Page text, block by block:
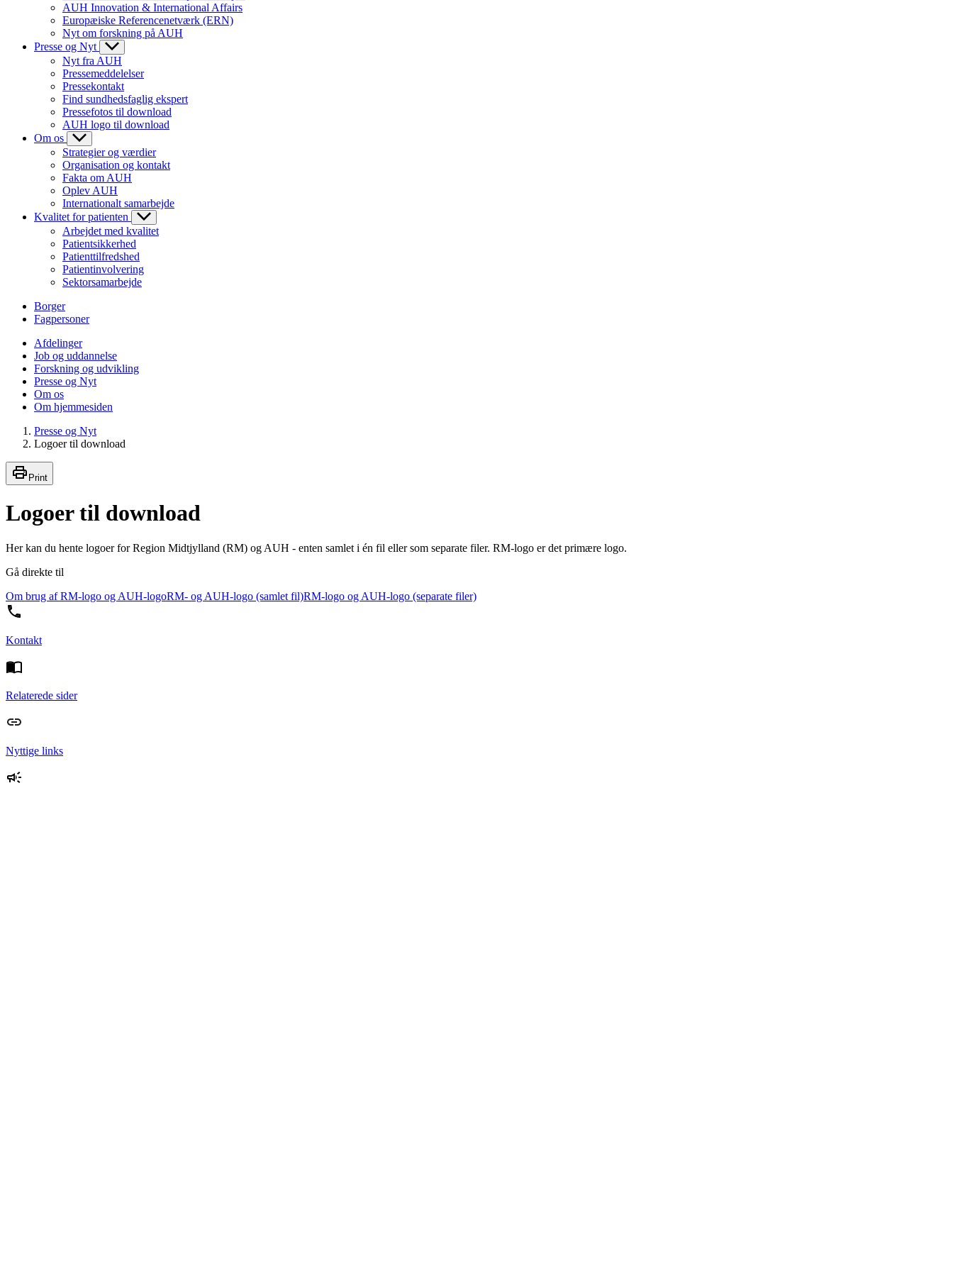
AUH Innovation & International Affairs
Europæiske Referencenetværk (ERN)
Nyt om forskning på AUH
Presse og Nyt
Nyt fra AUH
Pressemeddelelser
Pressekontakt
Find sundhedsfaglig ekspert
Pressefotos til download
AUH logo til download
Om os
Strategier og værdier
Organisation og kontakt
Fakta om AUH
Oplev AUH
Internationalt samarbejde
Kvalitet for patienten
Arbejdet med kvalitet
Patientsikkerhed
Patienttilfredshed
Patientinvolvering
Sektorsamarbejde
Borger
Fagpersoner
Afdelinger
Job og uddannelse
Forskning og udvikling
Presse og Nyt
Om os
Om hjemmesiden
Presse og Nyt
Logoer til download
Print
Logoer til download
Her kan du hente logoer for Region Midtjylland (RM) og AUH - enten samlet i én fil eller som separate filer. RM-logo er det primære logo.
Gå direkte til
Om brug af RM-logo og AUH-logoRM- og AUH-logo (samlet fil)RM-logo og AUH-logo (separate filer)
Kontakt
Relaterede sider
Nyttige links